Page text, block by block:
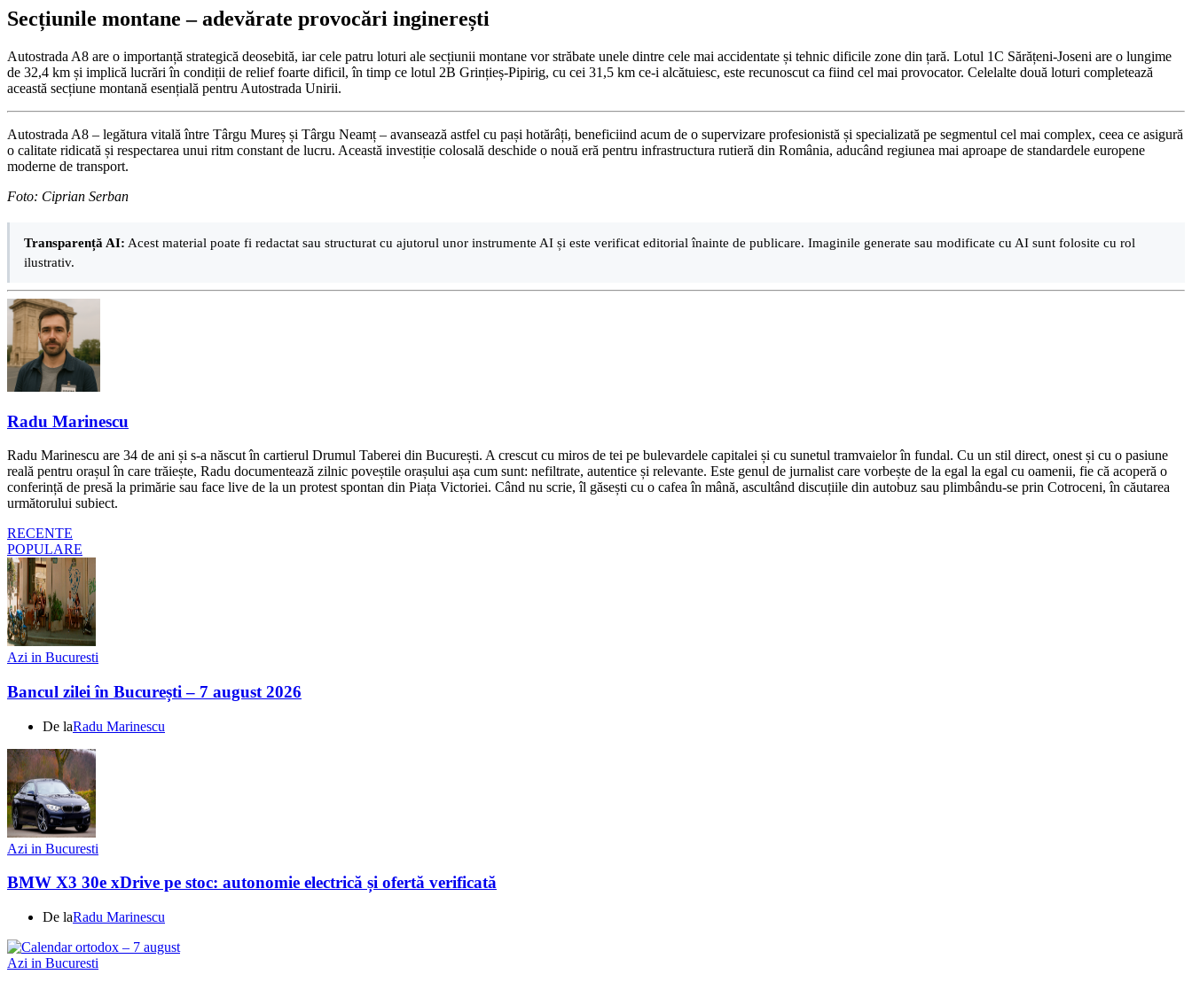
Secțiunile montane – adevărate provocări inginerești
Autostrada A8 are o importanță strategică deosebită, iar cele patru loturi ale secțiunii montane vor străbate unele dintre cele mai accidentate și tehnic dificile zone din țară. Lotul 1C Sărățeni-Joseni are o lungime
de 32,4 km și implică lucrări în condiții de relief foarte dificil, în timp ce lotul 2B Grințieș-Pipirig, cu cei 31,5 km ce-i alcătuiesc, este recunoscut ca fiind cel mai provocator. Celelalte două loturi completează
această secțiune montană esențială pentru Autostrada Unirii.
Autostrada A8 – legătura vitală între Târgu Mureș și Târgu Neamț – avansează astfel cu pași hotărâți, beneficiind acum de o supervizare profesionistă și specializată pe segmentul cel mai complex, ceea ce asigură
o calitate ridicată și respectarea unui ritm constant de lucru. Această investiție colosală deschide o nouă eră pentru infrastructura rutieră din România, aducând regiunea mai aproape de standardele europene
moderne de transport.
Foto: Ciprian Serban
Transparență AI: Acest material poate fi redactat sau structurat cu ajutorul unor instrumente AI și este verificat editorial înainte de publicare. Imaginile generate sau modificate cu AI sunt folosite cu rol
ilustrativ.
Radu Marinescu
Radu Marinescu are 34 de ani și s-a născut în cartierul Drumul Taberei din București. A crescut cu miros de tei pe bulevardele capitalei și cu sunetul tramvaielor în fundal. Cu un stil direct, onest și cu o pasiune
reală pentru orașul în care trăiește, Radu documentează zilnic poveștile orașului așa cum sunt: nefiltrate, autentice și relevante. Este genul de jurnalist care vorbește de la egal la egal cu oamenii, fie că acoperă o
conferință de presă la primărie sau face live de la un protest spontan din Piața Victoriei. Când nu scrie, îl găsești cu o cafea în mână, ascultând discuțiile din autobuz sau plimbându-se prin Cotroceni, în căutarea
următorului subiect.
RECENTE
POPULARE
Azi in Bucuresti
Bancul zilei în București – 7 august 2026
De laRadu Marinescu
Azi in Bucuresti
BMW X3 30e xDrive pe stoc: autonomie electrică și ofertă verificată
De laRadu Marinescu
Azi in Bucuresti